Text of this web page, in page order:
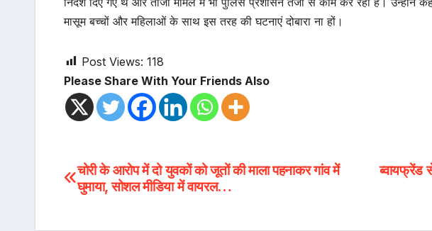
मासूम बच्चों और महिलाओं के साथ इस तरह की घटनाएं दोबारा ना हों।
Post Views: 118
Please Share With Your Friends Also
Post
navigation
ब्वायफ्रेंड
चोरी के आरोप में दो युवकों को जूतों की माला पहनाकर गांव में
घुमाया, सोशल मीडिया में वायरल…